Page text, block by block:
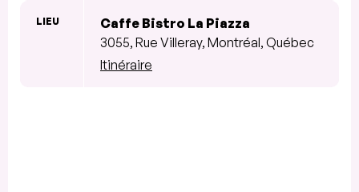
LIEU
Caffe Bistro La Piazza
3055, Rue Villeray, Montréal, Québec
Itinéraire